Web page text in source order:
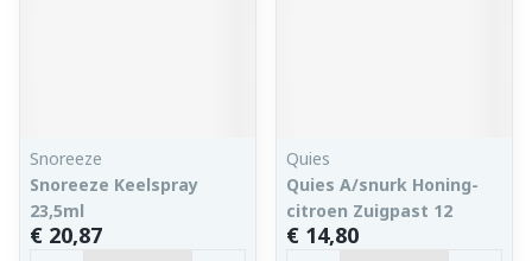
Snoreeze
Snoreeze Keelspray
23,5ml
€ 20,87
Quies
Quies A/snurk Honing-
citroen Zuigpast 12
€ 14,80